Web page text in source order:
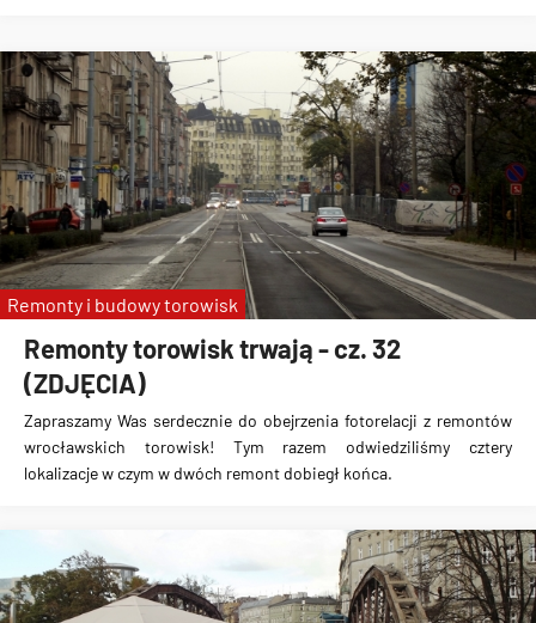
Remonty torowisk trwają - cz. 32
(ZDJĘCIA)
Zapraszamy Was serdecznie do obejrzenia fotorelacji z remontów
wrocławskich torowisk! Tym razem odwiedziliśmy cztery
lokalizacje w czym w dwóch remont dobiegł końca.
Remonty i budowy torowisk